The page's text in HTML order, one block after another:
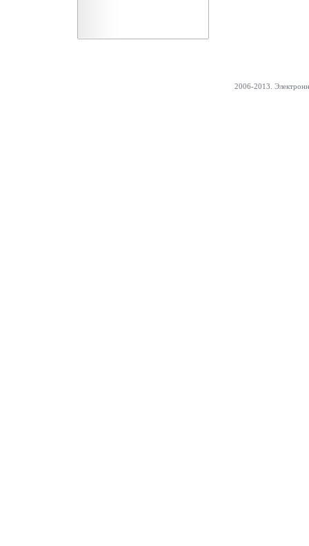
2006-2013.